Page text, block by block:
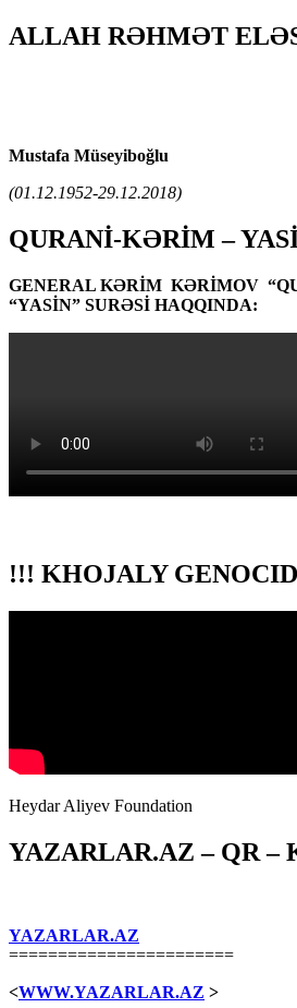
ALLAH RƏHMƏT
Mustafa Müseyiboğlu
(01.12.1952-29.12.2018)
QURANİ-KƏRİM –
GENERAL KƏRİM KƏRİMOV
“YASİN” SURƏSİ HAQQINDA:
!!! KHOJALY
Heydar Aliyev Foundation
YAZARLAR.AZ – QR –
YAZARLAR.AZ
=======================
<WWW.YAZARLAR.AZ >